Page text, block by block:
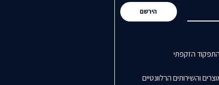
הירשם
הזקפתי
והשירותים הרלוונטיים